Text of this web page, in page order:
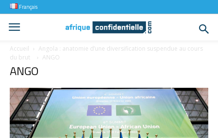
Français
Accueil
Angola : anatomie d’une diversification suspendue au cours
du brut
ANGO
ANGO